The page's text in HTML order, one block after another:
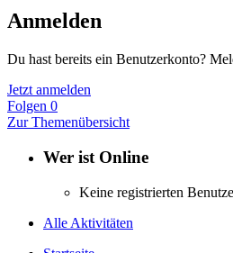
Anmelden
Du hast bereits ein Benutzerkonto?
Jetzt anmelden
Folgen 0
Zur Themenübersicht
Wer ist Online
Keine registrierten
Alle Aktivitäten